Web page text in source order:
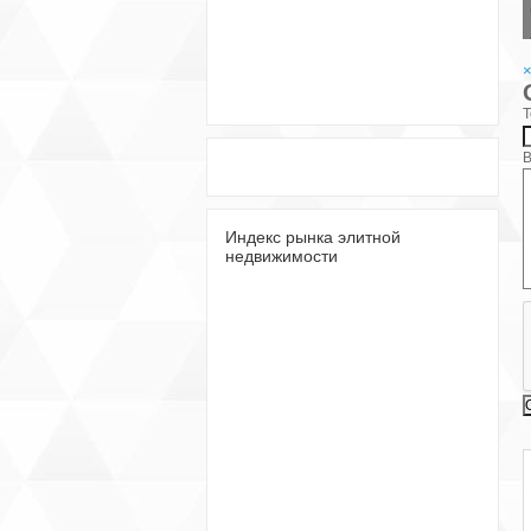
Индекс рынка элитной
недвижимости
×